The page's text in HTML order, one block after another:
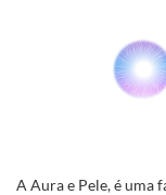
A Aura e Pele, é uma